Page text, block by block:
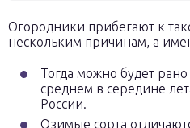
Огородники прибегают к
нескольким причинам, а
Тогда можно будет
среднем в середине
России.
Озимые сорта